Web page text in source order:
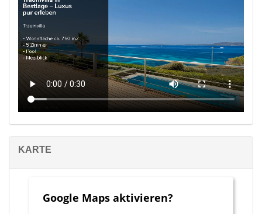
professionellen Dienstleistern partizipieren, sei es steuerliche
oder anwaltliche Beratung, Unterstützung bei der Administration
oder Instandhaltung Ihrer Ferienimmobilie.
Bitte beachten Sie, dass sämtliche Angaben teilweise oder ganz
auf Angaben des Eigentümers beruhen und wir hierfür keine
Gewähr übernehmen können.
Die Inhalte und Bilder dieses Exposés könnten mithilfe von
KARTE
Google Maps aktivieren?